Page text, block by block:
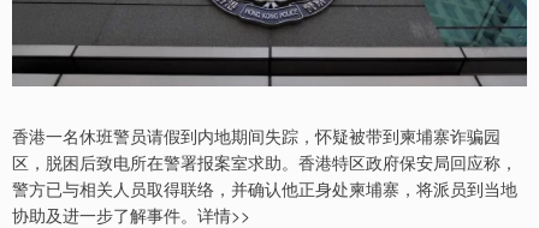
香港一名休班警员请假到内地期间失踪，怀疑被带到柬埔寨诈骗园
区，脱困后致电所在警署报案室求助。香港特区政府保安局回应称，
警方已与相关人员取得联络，并确认他正身处柬埔寨，将派员到当地
协助及进一步了解事件。详情>>